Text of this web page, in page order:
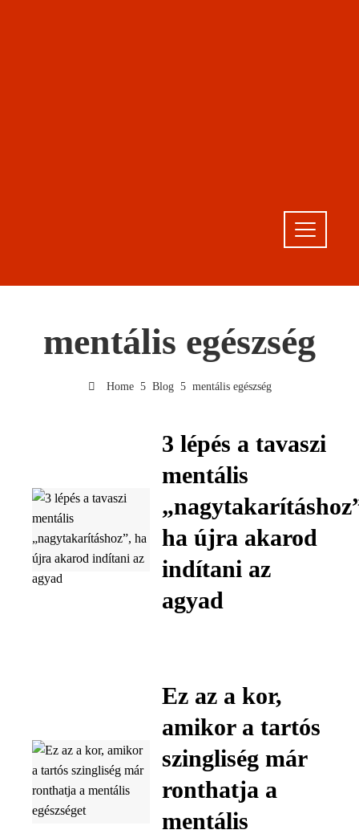
mentális egészség
Home Blog mentális egészség
3 lépés a tavaszi
mentális
ha újra akarod
indítani az
agyad
Ez az a kor,
amikor a tartós
szingliség már
ronthatja a
mentális